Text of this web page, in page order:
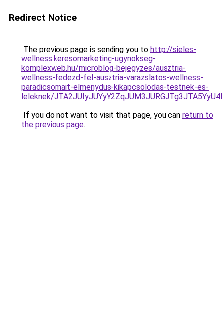
Redirect Notice
The previous page is sending you to http://sieles-
wellness.keresomarketing-ugynokseg-
komplexweb.hu/microblog-bejegyzes/ausztria-
wellness-fedezd-fel-ausztria-varazslatos-wellness-
paradicsomait-elmenydus-kikapcsolodas-testnek-es-
leleknek/
If you do not want to visit that page, you can return to
the previous page.